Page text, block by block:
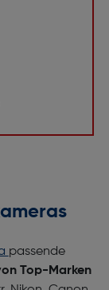
passende
Top-Marken